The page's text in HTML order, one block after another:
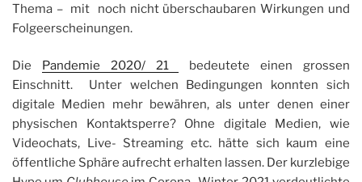
Thema – mit noch nicht überschaubaren Wirkungen und
Folgeerscheinungen.
Die Pandemie 2020/ 21
bedeutete einen grossen
Einschnitt. Unter welchen Bedingungen konnten sich
digitale Medien mehr bewähren, als unter denen einer
physischen Kontaktsperre? Ohne digitale Medien, wie
Videochats, Live- Streaming etc. hätte sich kaum eine
öffentliche Sphäre aufrecht erhalten lassen. Der kurzlebige